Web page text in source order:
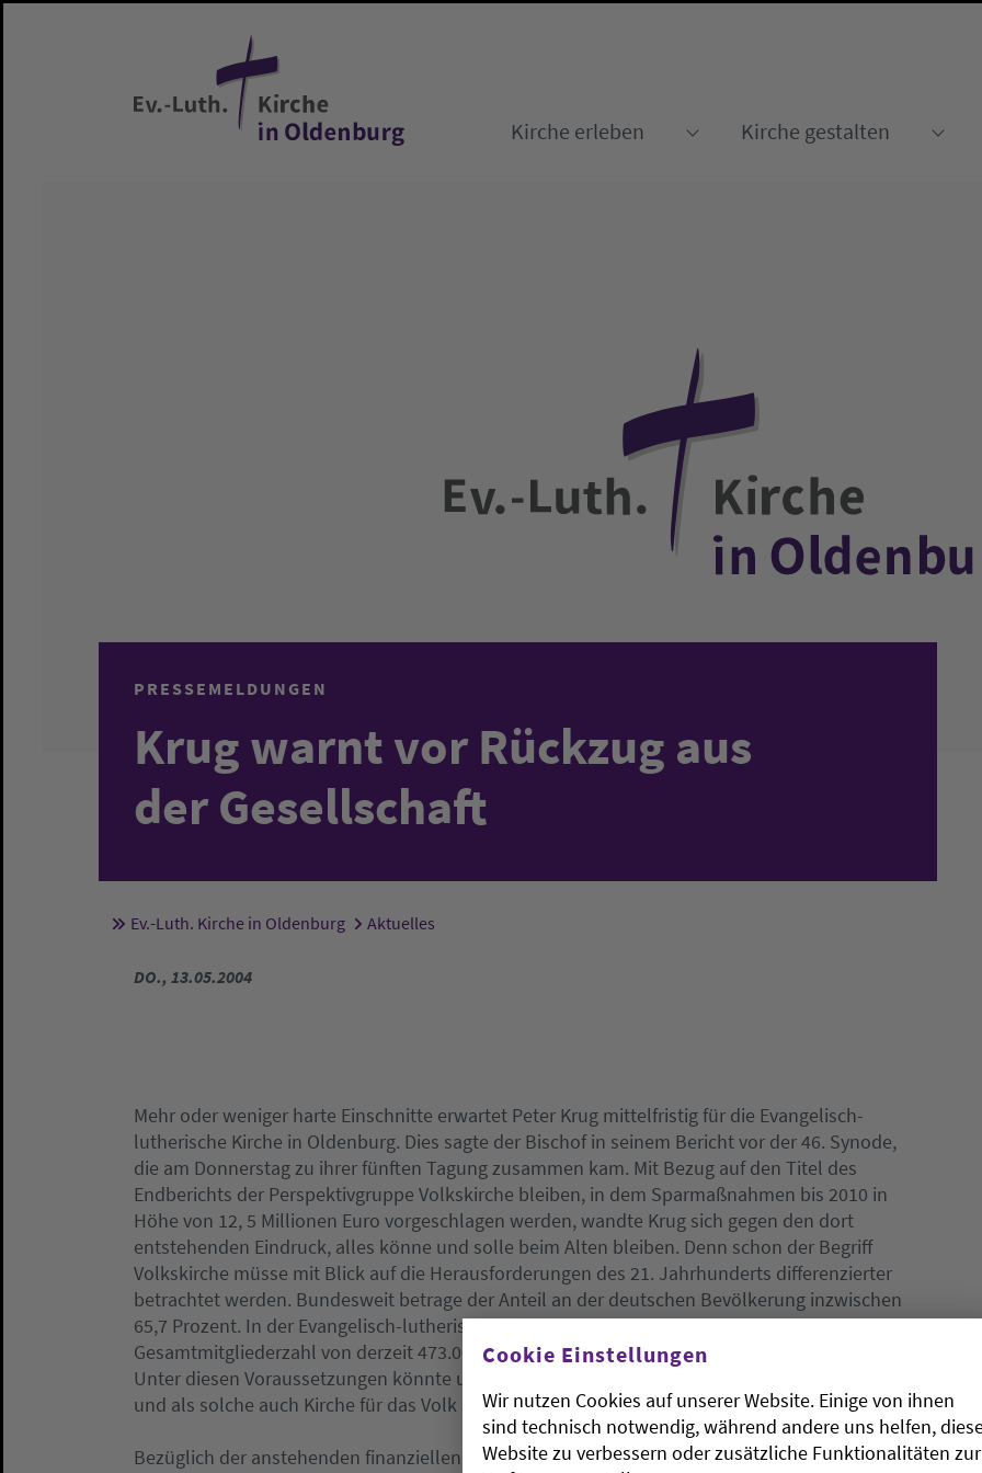
Kirche erleben
Kirche gestalten
PRESSEMELDUNGEN
Krug warnt vor Rückzug aus
der Gesellschaft
Sie sind hier:
Ev.-Luth. Kirche in Oldenburg Aktuelles
DO., 13.05.2004
Mehr oder weniger harte Einschnitte erwartet Peter Krug mittelfristig für die Evangelisch-
lutherische Kirche in Oldenburg. Dies sagte der Bischof in seinem Bericht vor der 46. Synode,
die am Donnerstag zu ihrer fünften Tagung zusammen kam. Mit Bezug auf den Titel des
Endberichts der Perspektivgruppe Volkskirche bleiben, in dem Sparmaßnahmen bis 2010 in
Höhe von 12, 5 Millionen Euro vorgeschlagen werden, wandte Krug sich gegen den dort
entstehenden Eindruck, alles könne und solle beim Alten bleiben. Denn schon der Begriff
Volkskirche müsse mit Blick auf die Herausforderungen des 21. Jahrhunderts differenzierter
betrachtet werden. Bundesweit betrage der Anteil an der deutschen Bevölkerung inzwischen
65,7 Prozent. In der Evangelisch-lutherischen Kirche in Oldenburg sinke die
Gesamtmitgliederzahl von derzeit 473.000 jährlich um etwa 3.000 Männer, Frauen und Kinder.
Unter diesen Voraussetzungen könnte und wolle die evangelische Christenheit Kirche im Volk
und als solche auch Kirche für das Volk sein und werden, so der Bischof.
Bezüglich der anstehenden finanziellen Weichenstellungen bezog Krug klar Position: Wir
Cookie Einstellungen
Wir nutzen Cookies auf unserer Website. Einige von ihnen
sind technisch notwendig, während andere uns helfen,
Website zu verbessern oder zusätzliche Funktionalitäten zur